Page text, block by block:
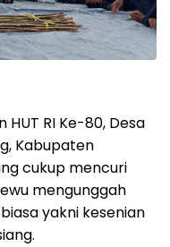
HUT RI Ke-80, Desa
Kabupaten
cukup mencuri
mengunggah
yakni kesenian